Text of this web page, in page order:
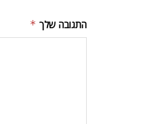
התגובה שלך *